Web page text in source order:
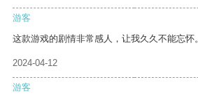
游客
这款游戏的剧情非常感人，让我久久不能忘怀。
2024-04-12
游客